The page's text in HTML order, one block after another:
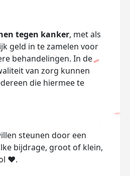
tegen kanker, met als
geld in te zamelen voor
behandelingen. In de
van zorg kunnen
die hiermee te
steunen door een
bijdrage, groot of klein,
❤️.